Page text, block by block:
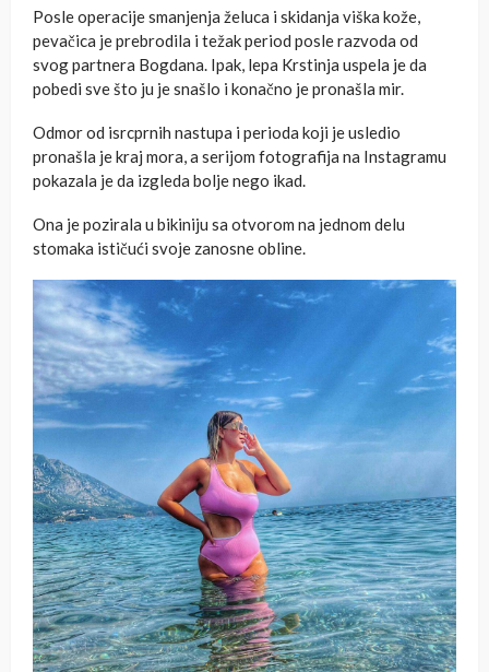
Posle operacije smanjenja želuca i skidanja viška kože,
pevačica je prebrodila i težak period posle razvoda od
svog partnera Bogdana. Ipak, lepa Krstinja uspela je da
pobedi sve što ju je snašlo i konačno je pronašla mir.
Odmor od isrcprnih nastupa i perioda koji je usledio
pronašla je kraj mora, a serijom fotografija na Instagramu
pokazala je da izgleda bolje nego ikad.
Ona je pozirala u bikiniju sa otvorom na jednom delu
stomaka ističući svoje zanosne obline.